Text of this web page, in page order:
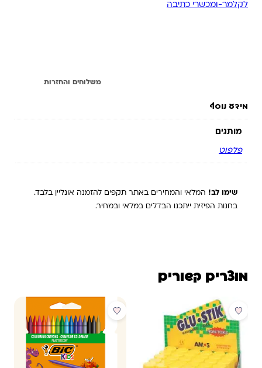
לקלמר-ומכשרי כתיבה
משלוחים והחזרות
מידע נוסף
מותגים
פלפוט
שימו לב! המלאי והמחירים באתר תקפים להזמנה אונליין בלבד.
בחנות הפיזית ייתכנו הבדלים במלאי ובמחיר.
מוצרים קשורים
מבצע מבצע